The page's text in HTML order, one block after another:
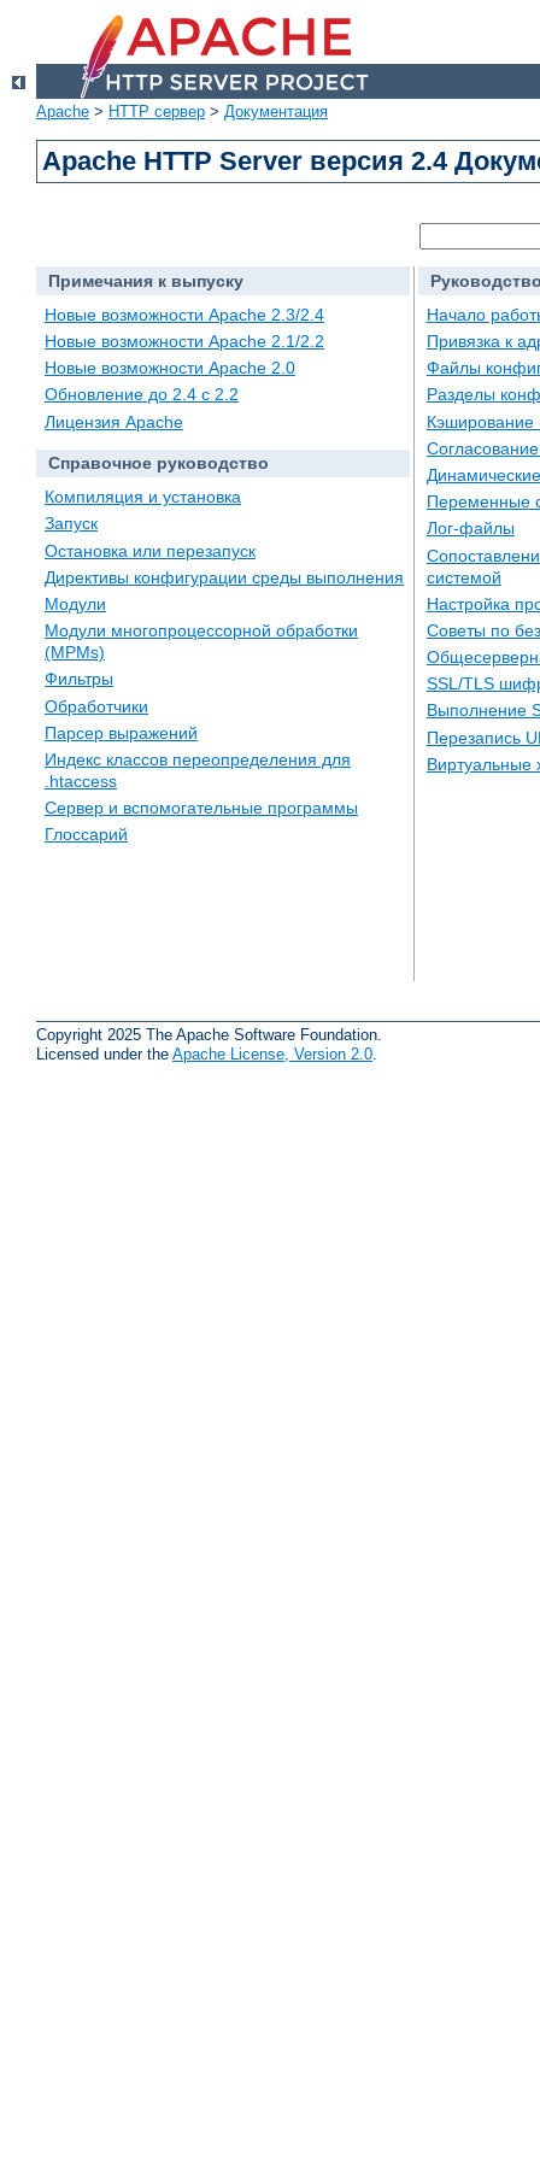
Apache > HTTP сервер > Документация
Apache HTTP Server версия 2.4
Примечания к выпуску
Новые возможности Apache 2.3/2.4
Новые возможности Apache 2.1/2.2
Новые возможности Apache 2.0
Обновление до 2.4 с 2.2
Лицензия Apache
Справочное руководство
Компиляция и установка
Запуск
Остановка или перезапуск
Директивы конфигурации среды выполнения
Модули
Модули многопроцессорной обработки
(MPMs)
Фильтры
Обработчики
Парсер выражений
Индекс классов переопределения для
.htaccess
Сервер и вспомогательные программы
Глоссарий
Начало
Привязка к
Файлы
Разделы
Кэширование
Переменные
Лог-файлы
системой
Настройка
Советы по
SSL/TLS
Выполнение
Перезапись
Виртуальные
Copyright 2025 The Apache Software Foundation.
Licensed under the Apache License, Version 2.0